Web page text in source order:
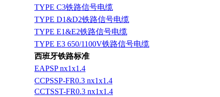
TYPE C3铁路信号电缆
TYPE D1&D2铁路信号电缆
TYPE E1&E2铁路信号电缆
TYPE E3 650/1100V铁路信号电缆
西班牙铁路标准
EAPSP nx1x1.4
CCPSSP-FR0.3 nx1x1.4
CCTSST-FR0.3 nx1x1.4